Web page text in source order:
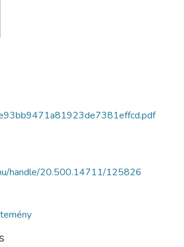
handle/20.500.14711/125826